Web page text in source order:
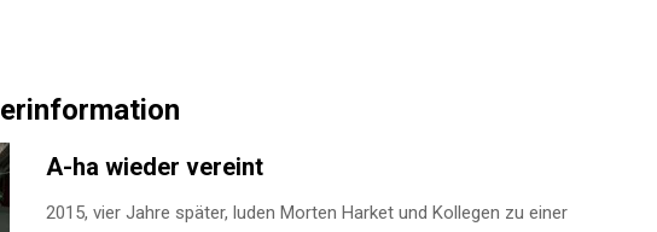
A-ha wieder vereint
2015, vier Jahre später, luden Morten Harket und Kollegen zu einer